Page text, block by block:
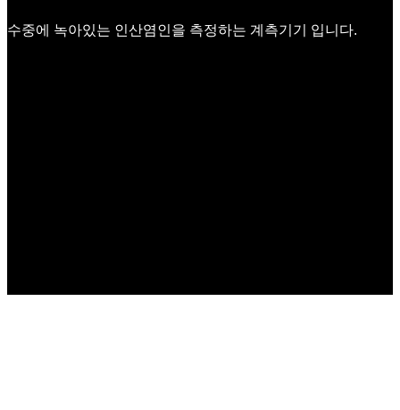
수중에 녹아있는 인산염인을 측정하는 계측기기 입니다.